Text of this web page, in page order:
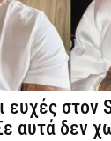
ευχές στον
αυτά δεν